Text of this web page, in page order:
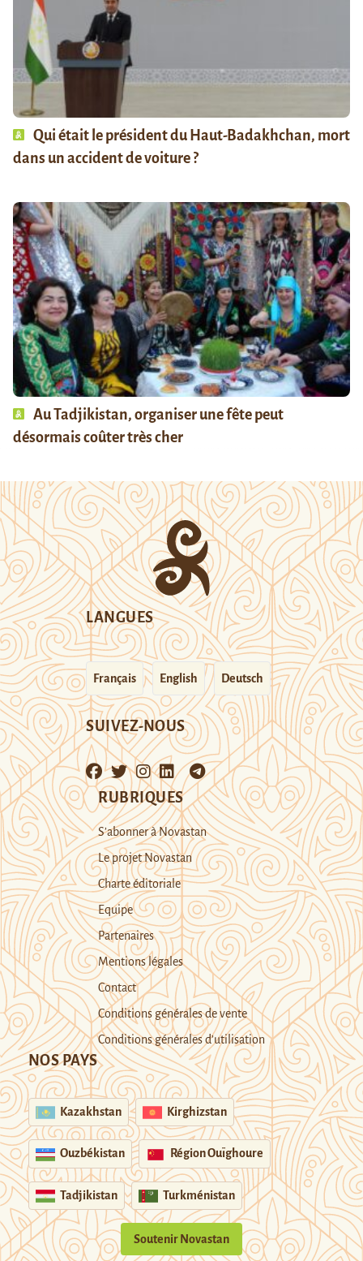
Qui était le président du Haut-Badakhchan, mort
dans un accident de voiture ?
Au Tadjikistan, organiser une fête peut
désormais coûter très cher
LANGUES
Français English Deutsch
SUIVEZ-NOUS
RUBRIQUES
S’abonner à Novastan
Le projet Novastan
Charte éditoriale
Equipe
Partenaires
Mentions légales
Contact
Conditions générales de vente
Conditions générales d’utilisation
NOS PAYS
Kazakhstan Kirghizstan
Ouzbékistan Région Ouïghoure
Tadjikistan Turkménistan
Soutenir Novastan